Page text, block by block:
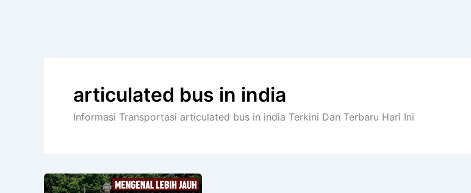
articulated bus in india
Informasi Transportasi articulated bus in india Terkini Dan Terbaru Hari Ini